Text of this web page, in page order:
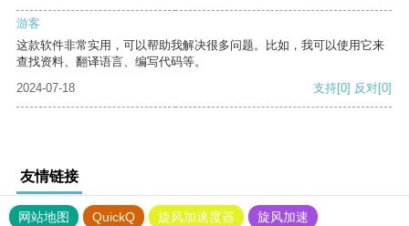
游客
这款软件非常实用，可以帮助我解决很多问题。比如，我可以使用它来
查找资料、翻译语言、编写代码等。
2024-07-18
支持[0] 反对[0]
友情链接
网站地图 QuickQ 旋风加速度器
旋风加速